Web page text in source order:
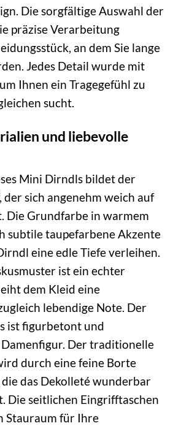
Die sorgfältige Auswahl der
präzise Verarbeitung
an dem Sie lange
Jedes Detail wurde mit
Ihnen ein Tragegefühl zu
sucht.
und liebevolle
Mini Dirndls bildet der
sich angenehm weich auf
Die Grundfarbe in warmem
subtile taupefarbene Akzente
eine edle Tiefe verleihen.
ist ein echter
dem Kleid eine
lebendige Note. Der
ist figurbetont und
Der traditionelle
durch eine feine Borte
das Dekolleté wunderbar
Die seitlichen Eingrifftaschen
Stauraum für Ihre